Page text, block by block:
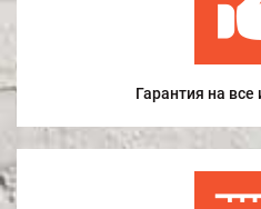
Гарантия на все